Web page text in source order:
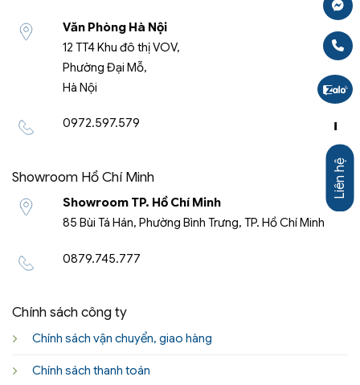
Liên hệ
Văn Phòng Hà Nội
12 TT4 Khu đô thị VOV,
Phường Đại Mỗ,
Hà Nội
0972.597.579
Showroom Hồ Chí Minh
Showroom TP. Hồ Chí Minh
85 Bùi Tá Hán, Phường Bình Trưng, TP. Hồ Chí Minh
0879.745.777
Chính sách công ty
Chính sách vận chuyển, giao hàng
Chính sách thanh toán